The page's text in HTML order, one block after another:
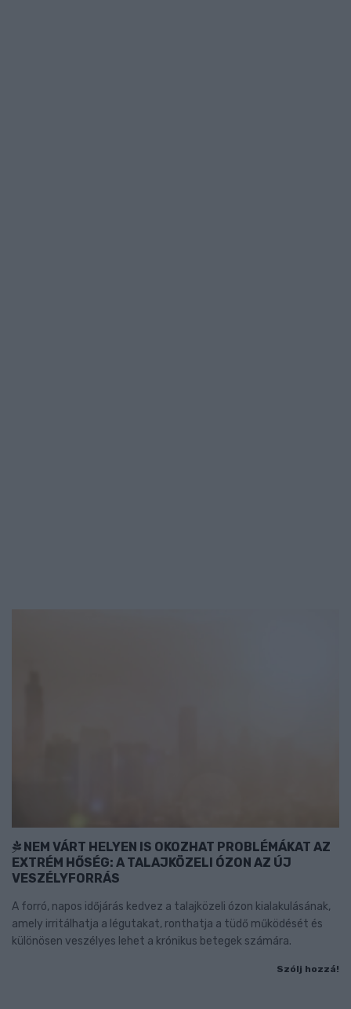
NEM VÁRT HELYEN IS OKOZHAT PROBLÉMÁKAT AZ
EXTRÉM HŐSÉG: A TALAJKÖZELI ÓZON AZ ÚJ
VESZÉLYFORRÁS
A forró, napos időjárás kedvez a talajközeli ózon kialakulásának,
amely irritálhatja a légutakat, ronthatja a tüdő működését és
különösen veszélyes lehet a krónikus betegek számára.
Szólj hozzá!